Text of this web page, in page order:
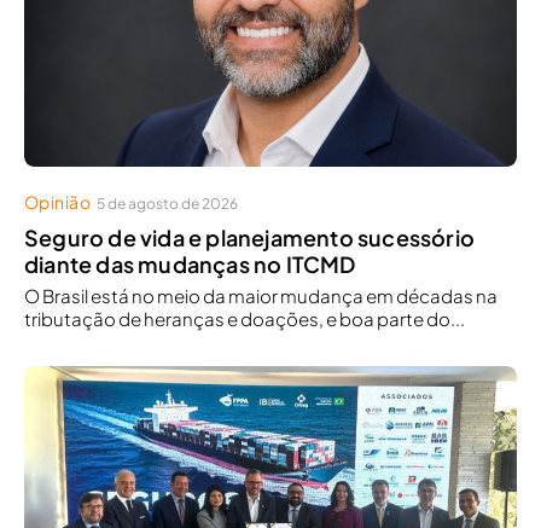
Opinião 5 de agosto de 2026
Seguro de vida e planejamento sucessório
diante das mudanças no ITCMD
O Brasil está no meio da maior mudança em décadas na
tributação de heranças e doações, e boa parte do...